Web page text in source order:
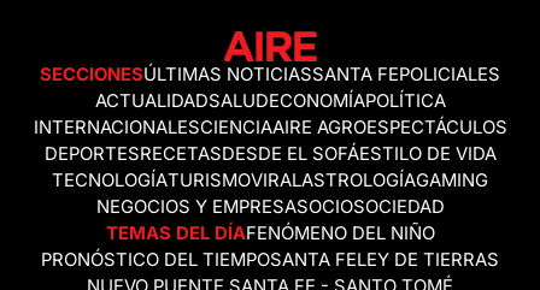
SECCIONESÚLTIMAS NOTICIASSANTA FEPOLICIALES
ACTUALIDADSALUDECONOMÍAPOLÍTICA
INTERNACIONALESCIENCIAAIRE AGROESPECTÁCULOS
DEPORTESRECETASDESDE EL SOFÁESTILO DE VIDA
TECNOLOGÍATURISMOVIRALASTROLOGÍAGAMING
NEGOCIOS Y EMPRESASOCIOSOCIEDAD
TEMAS DEL DÍAFENÓMENO DEL NIÑO
PRONÓSTICO DEL TIEMPOSANTA FELEY DE TIERRAS